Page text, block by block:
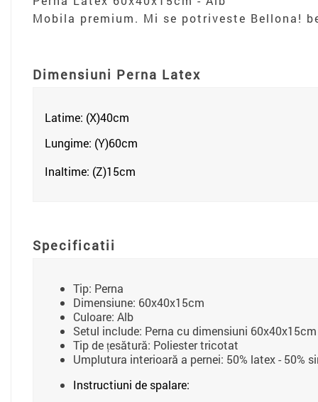
Mobila premium. Mi se potriveste Bellona!
Dimensiuni Perna Latex
Latime: (X)40cm
Lungime: (Y)60cm
Inaltime: (Z)15cm
Specificatii
Tip: Perna
Dimensiune: 60x40x15cm
Culoare: Alb
Setul include: Perna cu dimensiuni
Tip de țesătură: Poliester tricotat
Umplutura interioară a pernei: 50% latex - 50%
Instructiuni de spalare: